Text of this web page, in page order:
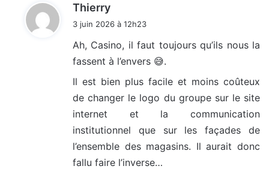
Thierry
:
3 juin 2026 à 12h23
Ah, Casino, il faut toujours qu’ils nous la
fassent à l’envers 😅.
Il est bien plus facile et moins coûteux
de changer le logo du groupe sur le site
internet et la communication
institutionnel que sur les façades de
l’ensemble des magasins. Il aurait donc
fallu faire l’inverse…